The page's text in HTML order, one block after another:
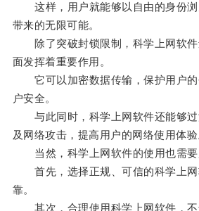
这样，用户就能够以自由的身份浏
带来的无限可能。
除了突破封锁限制，科学上网软件
面发挥着重要作用。
它可以加密数据传输，保护用户的
户安全。
与此同时，科学上网软件还能够过
及网络攻击，提高用户的网络使用体验
当然，科学上网软件的使用也需要
首先，选择正规、可信的科学上网
靠。
其次，合理使用科学上网软件，不